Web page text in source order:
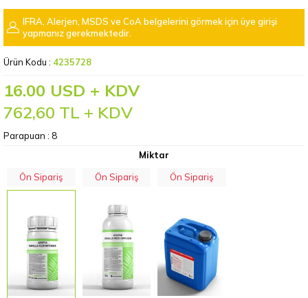
IFRA, Alerjen, MSDS ve CoA belgelerini görmek için üye girişi
yapmanız gerekmektedir.
Ürün Kodu : 4235728
16.00 USD + KDV
762,60 TL + KDV
Parapuan : 8
Miktar
Ön Sipariş
Ön Sipariş Ön Sipariş